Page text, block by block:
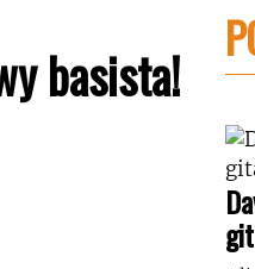
basista!